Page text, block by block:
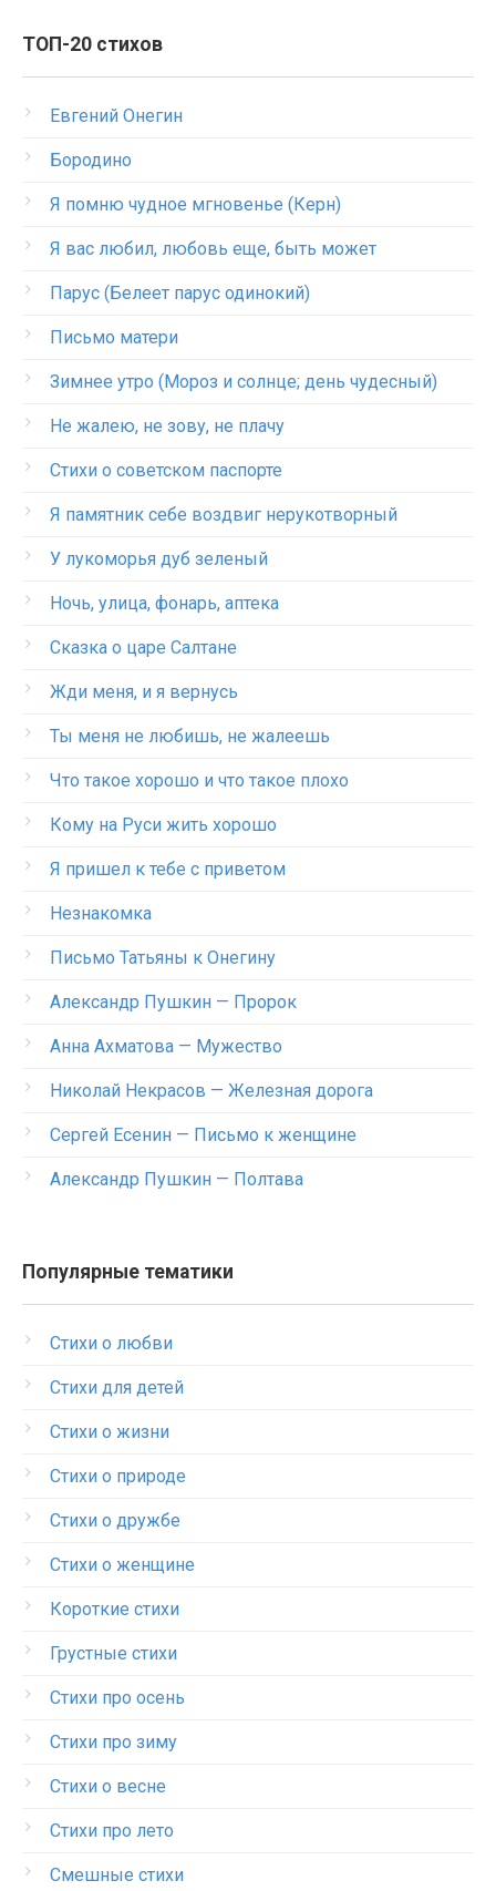
ТОП-20 стихов
Евгений Онегин
Бородино
Я помню чудное мгновенье (Керн)
Я вас любил, любовь еще, быть может
Парус (Белеет парус одинокий)
Письмо матери
Зимнее утро (Мороз и солнце; день чудесный)
Не жалею, не зову, не плачу
Стихи о советском паспорте
Я памятник себе воздвиг нерукотворный
У лукоморья дуб зеленый
Ночь, улица, фонарь, аптека
Сказка о царе Салтане
Жди меня, и я вернусь
Ты меня не любишь, не жалеешь
Что такое хорошо и что такое плохо
Кому на Руси жить хорошо
Я пришел к тебе с приветом
Незнакомка
Письмо Татьяны к Онегину
Александр Пушкин — Пророк
Анна Ахматова — Мужество
Николай Некрасов — Железная дорога
Сергей Есенин — Письмо к женщине
Александр Пушкин — Полтава
Популярные тематики
Стихи о любви
Стихи для детей
Стихи о жизни
Стихи о природе
Стихи о дружбе
Стихи о женщине
Короткие стихи
Грустные стихи
Стихи про осень
Стихи про зиму
Стихи о весне
Стихи про лето
Смешные стихи